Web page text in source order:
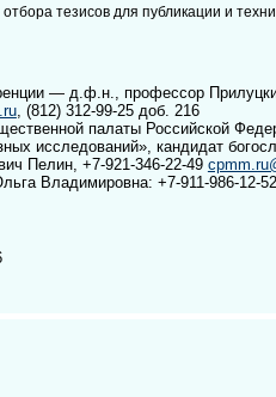
тезисов для публикации и
— д.ф.н., профессор
, (812) 312-99-25 доб. 216
палаты Российской
исследований», кандидат
Пелин, +7-921-346-22-49
Владимировна: +7-911-986-12-52